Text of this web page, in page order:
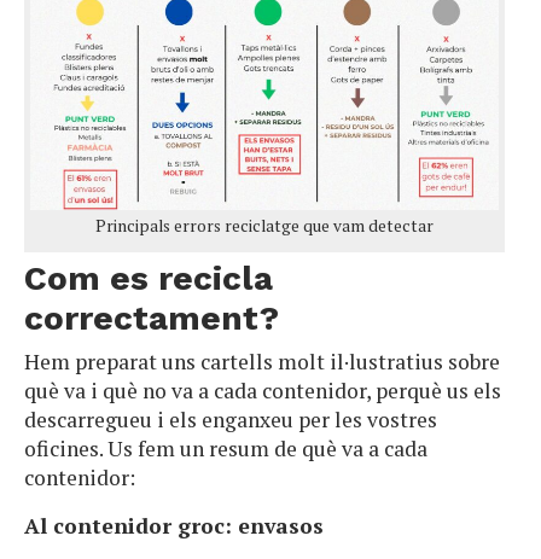
Principals errors reciclatge que vam detectar
Com es recicla
correctament?
Hem preparat uns cartells molt il·lustratius sobre
què va i què no va a cada contenidor, perquè us els
descarregueu i els enganxeu per les vostres
oficines. Us fem un resum de què va a cada
contenidor:
Al contenidor groc: envasos